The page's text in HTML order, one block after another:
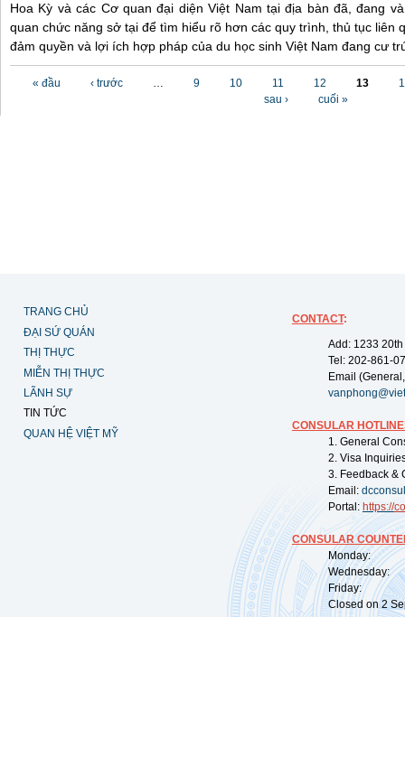
Hoa Kỳ và các Cơ quan đại diện Việt Nam tại địa bàn đã, đang
quan chức năng sở tại để tìm hiểu rõ hơn các quy trình, thủ tục liên
đảm quyền và lợi ích hợp pháp của du học sinh Việt Nam đang cư
Các trang
« đầu ‹ trước … 9 10 11 12 13
sau ›
cuối »
TRANG CHỦ
ĐẠI SỨ QUÁN
THỊ THỰC
MIỄN THỊ THỰC
LÃNH SỰ
TIN TỨC
QUAN HỆ VIỆT MỸ
CONTACT:
Add: 1233
Tel: 202-861-
Email
CONSULAR
1. General
2. Visa
3. Feedback &
Email:
Portal: https://
CONSULAR
Monday:
Wednesday:
Friday:
Closed on 2